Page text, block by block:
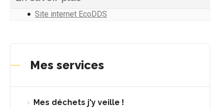
Site internet EcoDDS
Mes services
Mes déchets j'y veille !